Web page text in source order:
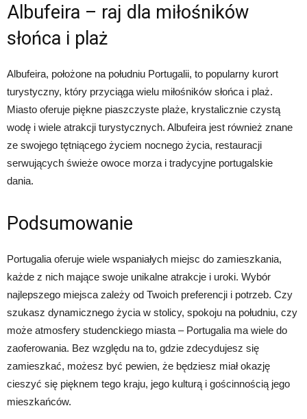
Albufeira – raj dla miłośników
słońca i plaż
Albufeira, położone na południu Portugalii, to popularny kurort
turystyczny, który przyciąga wielu miłośników słońca i plaż.
Miasto oferuje piękne piaszczyste plaże, krystalicznie czystą
wodę i wiele atrakcji turystycznych. Albufeira jest również znane
ze swojego tętniącego życiem nocnego życia, restauracji
serwujących świeże owoce morza i tradycyjne portugalskie
dania.
Podsumowanie
Portugalia oferuje wiele wspaniałych miejsc do zamieszkania,
każde z nich mające swoje unikalne atrakcje i uroki. Wybór
najlepszego miejsca zależy od Twoich preferencji i potrzeb. Czy
szukasz dynamicznego życia w stolicy, spokoju na południu, czy
może atmosfery studenckiego miasta – Portugalia ma wiele do
zaoferowania. Bez względu na to, gdzie zdecydujesz się
zamieszkać, możesz być pewien, że będziesz miał okazję
cieszyć się pięknem tego kraju, jego kulturą i gościnnością jego
mieszkańców.